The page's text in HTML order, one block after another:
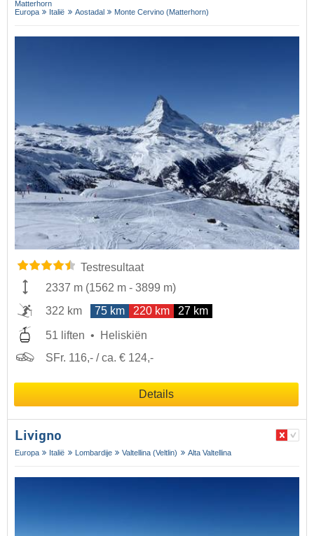
Matterhorn
Europa
Italië Aostadal Monte Cervino (Matterhorn)
Testresultaat
2337 m (1562 m - 3899 m)
322 km
75 km 220 km 27 km
51 liften
Heliskiën
SFr. 116,- / ca. € 124,-
Details
Livigno
Europa Italië Lombardije Valtellina (Veltlin) Alta Valtellina